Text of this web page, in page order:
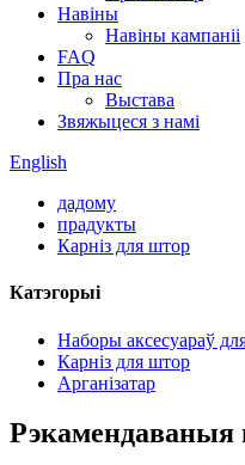
Навіны
Навіны кампаніі
FAQ
Пра нас
Выстава
Звяжыцеся з намі
English
дадому
прадукты
Карніз для штор
Катэгорыі
Наборы аксесуараў
Карніз для штор
Арганізатар
Рэкамендаваныя